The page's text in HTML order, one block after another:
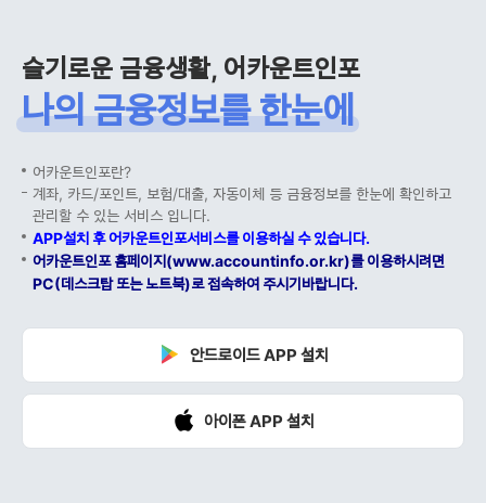
슬기로운 금융생활, 어카운트인포
나의 금융정보를 한눈에
어카운트인포란?
계좌, 카드/포인트, 보험/대출, 자동이체 등 금융정보를 한눈에 확인하고
관리할 수 있는 서비스 입니다.
APP설치 후 어카운트인포서비스를 이용하실 수 있습니다.
어카운트인포 홈페이지(www.accountinfo.or.kr)를 이용하시려면
PC(데스크탑 또는 노트북)로 접속하여 주시기바랍니다.
안드로이드 APP 설치
아이폰 APP 설치